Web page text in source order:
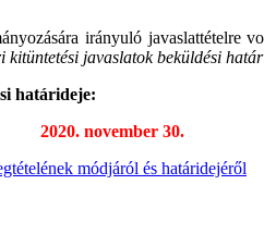
irányuló javaslattételre
kitüntetési javaslatok beküldési
határideje:
2020. november 30.
módjáról és határidejéről